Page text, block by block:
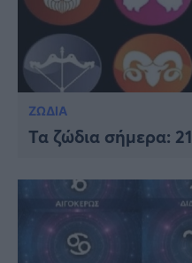
ΖΩΔΙΑ
Τα ζώδια σήμερα: